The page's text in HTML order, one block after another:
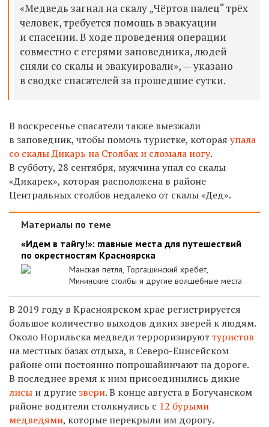
«Медведь загнал на скалу „Чёртов палец“ трёх
человек, требуется помощь в эвакуации
и спасении. В ходе проведения операции
совместно с егерями заповедника, людей
сняли со скалы и эвакуировали», — указано
в сводке спасателей за прошедшие сутки.
В воскресенье спасатели также выезжали
в заповедник, чтобы помочь туристке, которая упала
со скалы Дикарь на Столбах и сломала ногу.
В субботу, 28 сентября, мужчина упал со скалы
«Дикарек», которая расположена в районе
Центральных столбов недалеко от скалы «Дед».
Материалы по теме
«Идем в тайгу!»: главные места для путешествий
по окрестностям Красноярска
Манская петля, Торгашинский хребет,
Мининские столбы и другие волшебные места
В 2019 году в Красноярском крае регистрируется
большое количество выходов диких зверей к людям.
Около Норильска медведи терроризируют туристов
на местных базах отдыха, в Северо-Енисейском
районе они постоянно попрошайничают на дороге.
В последнее время к ним присоединились дикие
лисы и другиезвери. В конце августа в Богучанском
районе водители столкнулись с 12 бурыми
медведями, которые перекрыли им дорогу.